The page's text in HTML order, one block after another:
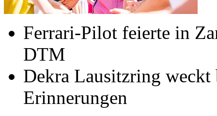
Ferrari-Pilot feierte in
DTM
Dekra Lausitzring weckt
Erinnerungen